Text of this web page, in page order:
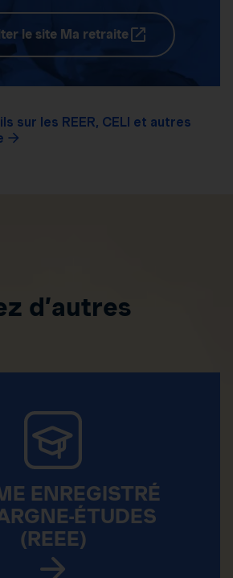
le site Ma retraite
sur les REER, CELI et autres
d’autres
ENREGISTRÉ
ÉTUDES
(REEE)